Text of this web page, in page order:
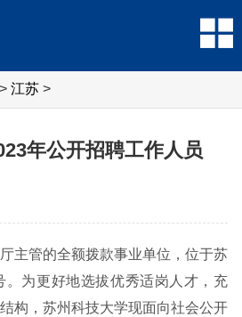
> 江苏 >
年公开招聘工作人员
主管的全额拨款事业单位，位于苏
。为更好地选拔优秀适岗人才，充
构，苏州科技大学现面向社会公开